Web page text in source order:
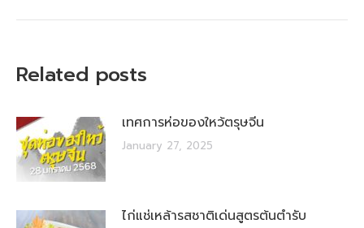
Related posts
เทศการห่อของใหว้ตรุษจีน
January 27, 2025
ไก่แช่เหล้ารสชาติเด่นสูตรต้นตำรับ